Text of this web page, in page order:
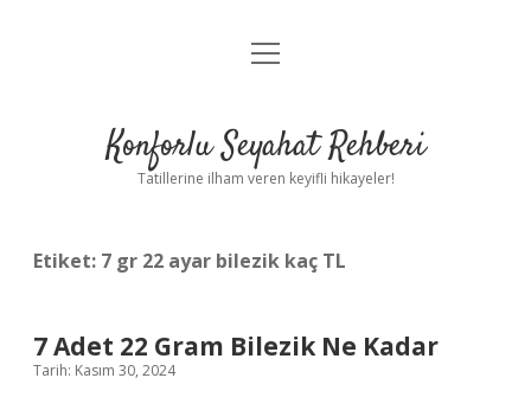
Anasayfa
Yasal Uyarı
menüyü
Konforlu Seyahat Rehberi
Tatillerine ilham veren keyifli hikayeler!
Etiket: 7 gr 22 ayar bilezik kaç TL
7 Adet 22 Gram Bilezik Ne Kadar
Tarih: Kasım 30, 2024